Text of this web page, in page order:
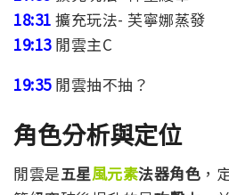
18:31 擴充玩法- 芙寧娜蒸發
19:13 閒雲主C
19:35 閒雲抽不抽？
角色分析與定位
閒雲是五星風元素法器角色 ，